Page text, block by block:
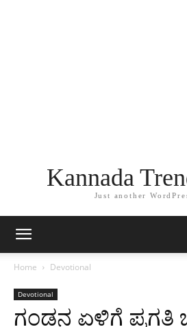
Kannada
Just another
Home Devotional
Devotional
ಗಂಡನ ಏಳಿಗೆ